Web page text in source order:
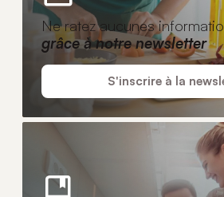
Ne ratez aucunes
grâce à notre newsletter
S'inscrire à la